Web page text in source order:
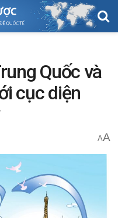
Quốc và
cục diện
AA